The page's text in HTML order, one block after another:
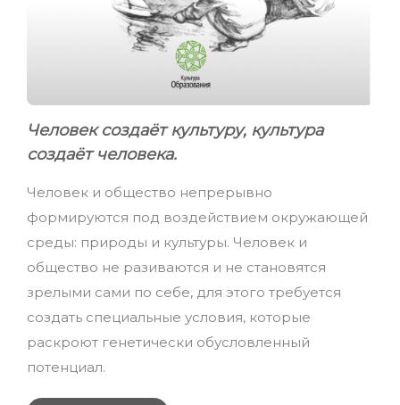
Человек создаёт культуру, культура
создаёт человека.
Человек и общество непрерывно
формируются под воздействием окружающей
среды: природы и культуры. Человек и
общество не разиваются и не становятся
зрелыми сами по себе, для этого требуется
создать специальные условия, которые
раскроют генетически обусловленный
потенциал.